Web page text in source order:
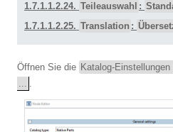
1.7.1.1.2.24. Teileauswahl :
1.7.1.1.2.25. Translation :
Öffnen Sie die Katalog-
... .